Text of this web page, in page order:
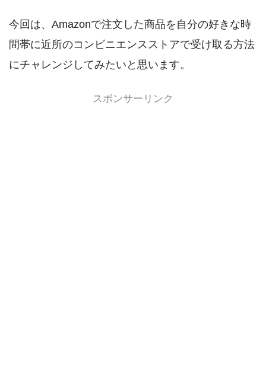
今回は、Amazonで注文した商品を自分の好きな時
間帯に近所のコンビニエンスストアで受け取る方法
にチャレンジしてみたいと思います。
スポンサーリンク